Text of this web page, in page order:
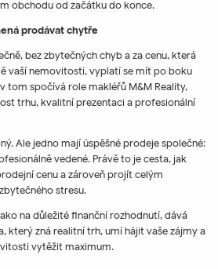
obchodu od začátku do konce.
prodávat chytře
bez zbytečných chyb a za cenu, která
vaší nemovitosti, vyplatí se mít po boku
tom spočívá role makléřů M&M Reality,
trhu, kvalitní prezentaci a profesionální
Ale jedno mají úspěšné prodeje společné:
vedené. Právě to je cesta, jak
cenu a zároveň projít celým
stresu.
na důležité finanční rozhodnutí, dává
který zná realitní trh, umí hájit vaše zájmy a
vytěžit maximum.